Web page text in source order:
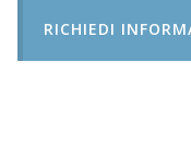
RICHIEDI